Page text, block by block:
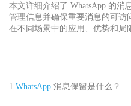
本文详细介绍了 WhatsApp 的消
管理信息并确保重要消息的可访
在不同场景中的应用、优势和局
1. WhatsApp 消息保留是什么？